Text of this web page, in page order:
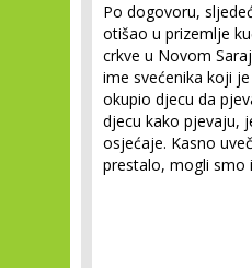
Po dogovoru,
otišao u prizemlje
crkve u Novom
ime svećenika koji
okupio djecu da
djecu kako pjevaju,
osjećaje. Kasno
prestalo, mogli smo